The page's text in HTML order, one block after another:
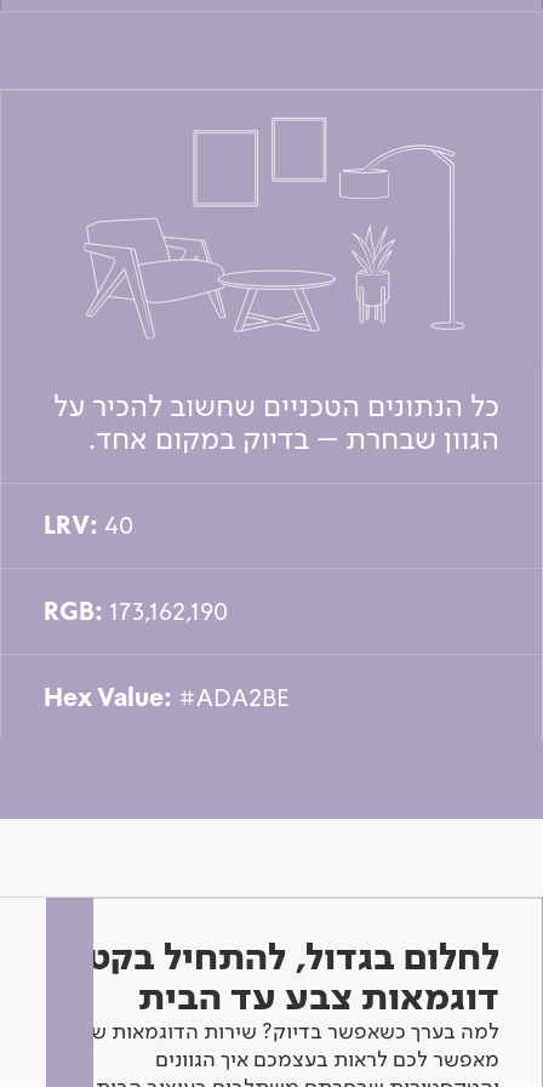
כל הנתונים הטכניים שחשוב להכיר על
הגוון שבחרת – בדיוק במקום אחד.
LRV: 40
RGB: 173,162,190
Hex Value: #ADA2BE
לחלום בגדול, להתחיל בקטן -
דוגמאות צבע עד הבית
למה בערך כשאפשר בדיוק? שירות הדוגמאות שלנו
מאפשר לכם לראות בעצמכם איך הגוונים